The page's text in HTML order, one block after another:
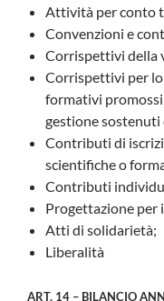
Attività per conto
Convenzioni e
Corrispettivi della
Corrispettivi per
formativi
gestione
Contributi di
scientifiche o
Contributi
Progettazione per
Atti di solidarietà;
Liberalità
ART. 14 – BILANCIO